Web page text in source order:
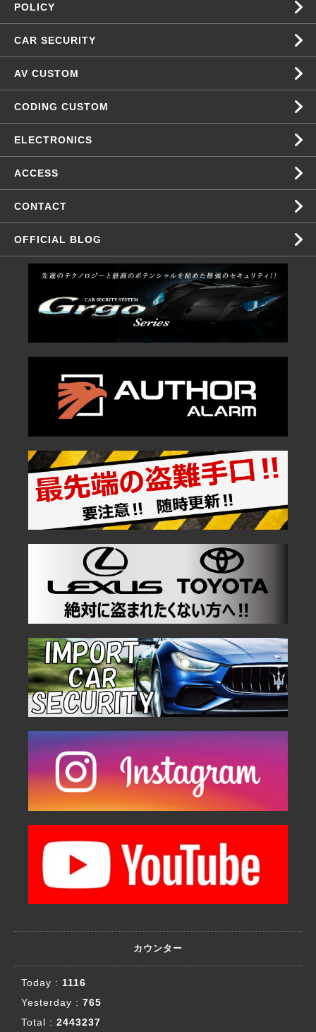
POLICY
CAR SECURITY
AV CUSTOM
CODING CUSTOM
ELECTRONICS
ACCESS
CONTACT
OFFICIAL BLOG
カウンター
Today : 1116
Yesterday : 765
Total : 2443237